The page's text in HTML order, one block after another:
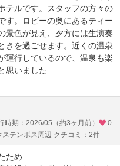
テルです。スタッフの方々の
す。ロビーの奥にあるティー
景色が見え、夕方には生演奏
きを過ごせます。近くの温泉
運行しているので、温泉も楽
思いました
時期：2026/05（約3ヶ月前）
0
ステンボス周辺 クチコミ：2件
ため